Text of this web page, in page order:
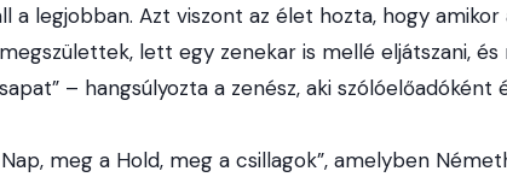
a legjobban. Azt viszont az élet hozta, hogy amikor
lett egy zenekar is mellé eljátszani, és
– hangsúlyozta a zenész, aki szólóelőadóként
meg a Hold, meg a csillagok”, amelyben